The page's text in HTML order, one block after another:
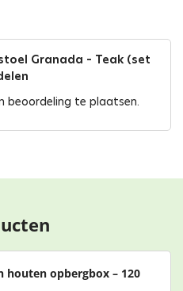
Granada – Teak (set
beoordeling te plaatsen.
houten opbergbox – 120